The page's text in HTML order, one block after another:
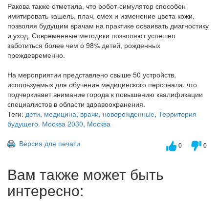
Ракова также отметила, что робот-симулятор способен
имитировать кашель, плач, смех и изменение цвета кожи,
позволяя будущим врачам на практике осваивать диагностику
и уход. Современные методики позволяют успешно
заботиться более чем о 98% детей, рожденных
преждевременно.
На мероприятии представлено свыше 50 устройств,
используемых для обучения медицинского персонала, что
подчеркивает внимание города к повышению квалификации
специалистов в области здравоохранения.
Теги: дети, медицина, врачи, новорожденные, Территория
будущего. Москва 2030, Москва
Версия для печати
0 0
Вам также может быть
интересно: